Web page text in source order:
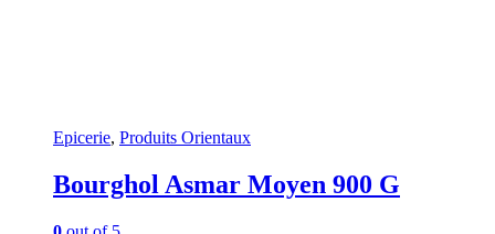
Epicerie, Produits Orientaux
Bourghol Asmar Moyen 900 G